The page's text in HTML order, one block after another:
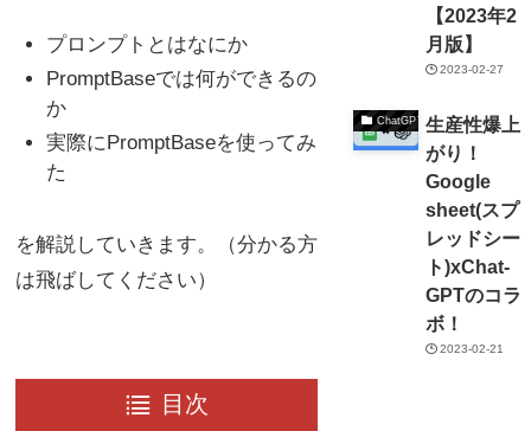
プロンプトとはなにか
PromptBaseでは何ができるの
か
実際にPromptBaseを使ってみ
た
を解説していきます。（分かる方
は飛ばしてください）
目次
【2023年2
月版】
2023-02-27
ChatGPT
生産性爆上
がり！
Google
sheet(スプ
レッドシー
ト)xChat-
GPTのコラ
ボ！
2023-02-21